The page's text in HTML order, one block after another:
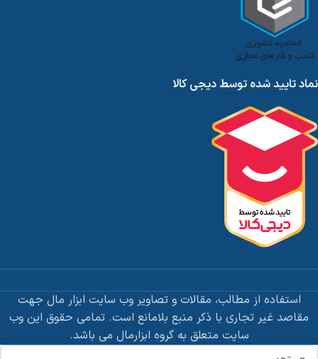
نماد تایید شده توسط دیجی کالا
استفاده از مطالب، مقالات و تصاویر وب سایت ابزار مال جهت
مقاصد غیر تجاری با ذکر منبع بلامانع است. تمامی حقوق این وب
سایت متعلق به گروه ابزارمال می باشد.